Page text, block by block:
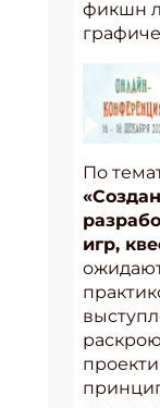
фикшн
По
игр,